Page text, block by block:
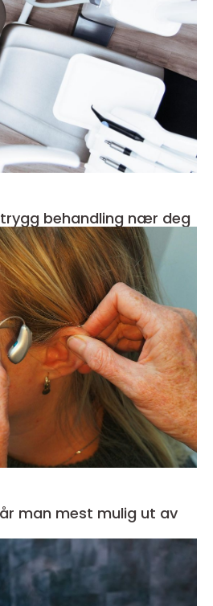
Tannlege osterøy trygg behandling nær deg